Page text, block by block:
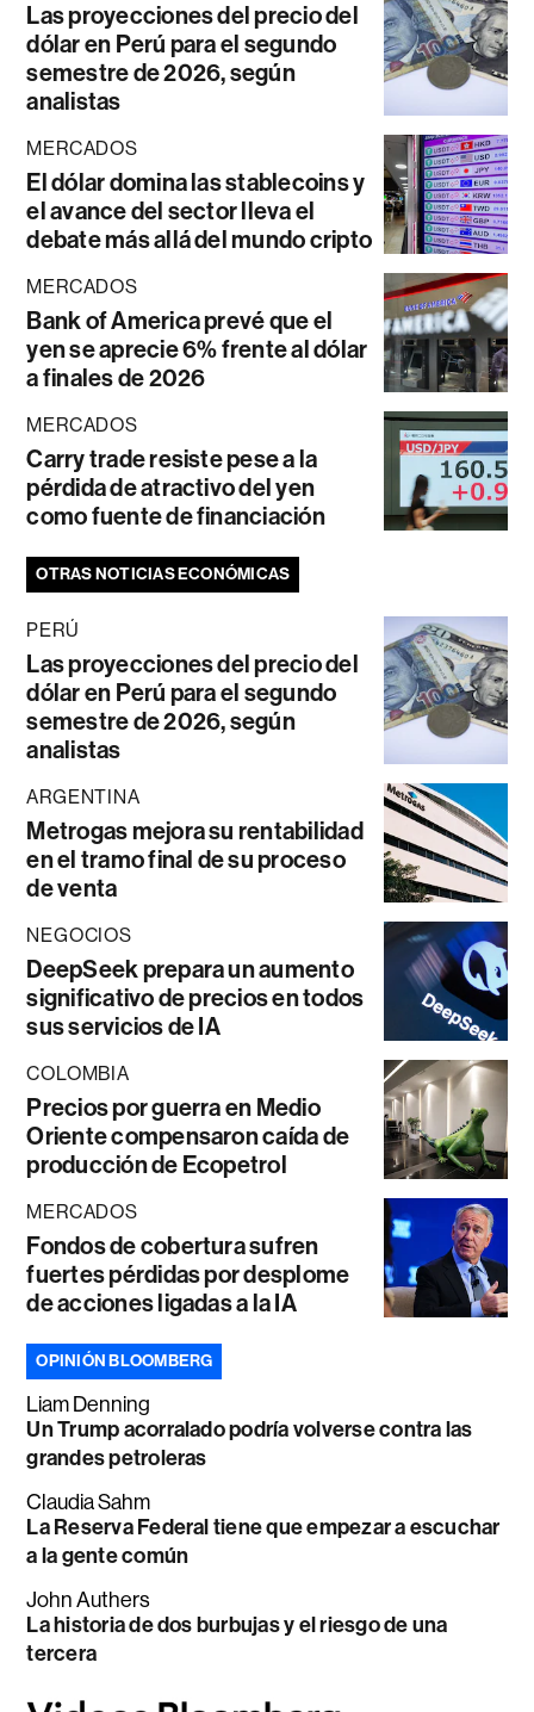
Las proyecciones del precio del
dólar en Perú para el segundo
semestre de 2026, según
analistas
MERCADOS
El dólar domina las stablecoins y
el avance del sector lleva el
debate más allá del mundo cripto
MERCADOS
Bank of America prevé que el
yen se aprecie 6% frente al dólar
a finales de 2026
MERCADOS
Carry trade resiste pese a la
pérdida de atractivo del yen
como fuente de financiación
OTRAS NOTICIAS ECONÓMICAS
PERÚ
Las proyecciones del precio del
dólar en Perú para el segundo
semestre de 2026, según
analistas
ARGENTINA
Metrogas mejora su rentabilidad
en el tramo final de su proceso
de venta
NEGOCIOS
DeepSeek prepara un aumento
significativo de precios en todos
sus servicios de IA
COLOMBIA
Precios por guerra en Medio
Oriente compensaron caída de
producción de Ecopetrol
MERCADOS
Fondos de cobertura sufren
fuertes pérdidas por desplome
de acciones ligadas a la IA
OPINIÓN BLOOMBERG
Liam Denning
Un Trump acorralado podría volverse contra las
grandes petroleras
Claudia Sahm
La Reserva Federal tiene que empezar a escuchar
a la gente común
John Authers
La historia de dos burbujas y el riesgo de una
tercera